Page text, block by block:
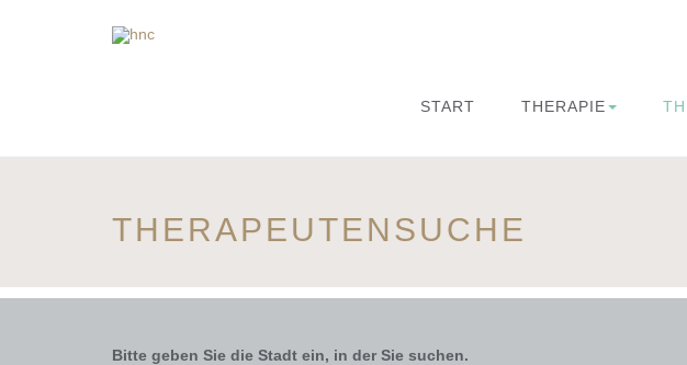
START THERAPIE
THERAPEUTENSUCHE
Bitte geben Sie die Stadt ein, in der Sie suchen.